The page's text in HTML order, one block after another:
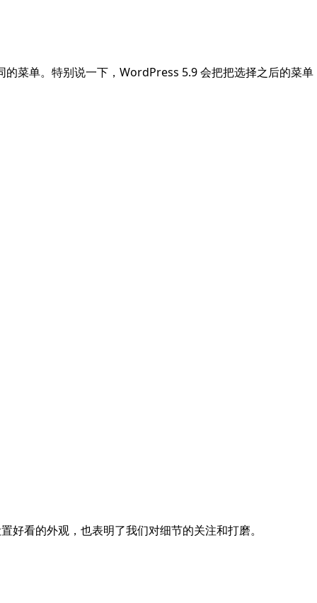
菜单。特别说一下，WordPress 5.9 会把把选择之后的菜单
看的外观，也表明了我们对细节的关注和打磨。